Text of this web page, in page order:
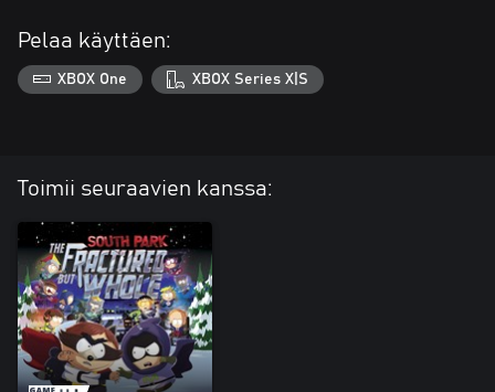
Pelaa käyttäen:
XBOX One XBOX Series X|S
Toimii seuraavien kanssa: